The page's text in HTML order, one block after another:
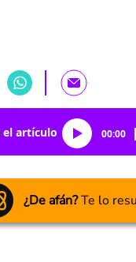
el artículo 00:00
¿De afán?Te lo